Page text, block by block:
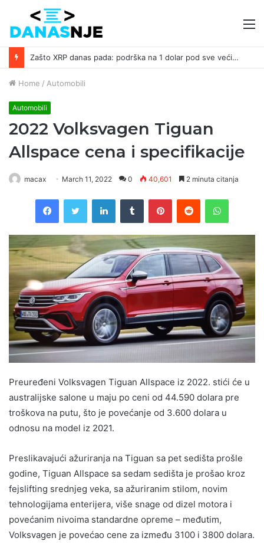
Zašto XRP danas pada: podrška na 1 dolar pod sve većim pritiskom ￼
Home / Automobili
Automobili
2022 Volksvagen Tiguan
Allspace cena i specifikacije
macax March 11, 2022 0 40,601 2 minuta citanja
FacebookTwitter LinkedInTumblr PinterestReddit
Preuređeni Volksvagen Tiguan Allspace iz 2022. stići će u
australijske salone u maju po ceni od 44.590 dolara pre
troškova na putu, što je povećanje od 3.600 dolara u
odnosu na model iz 2021.
Preslikavajući ažuriranja na Tiguan sa pet sedišta prošle
godine, Tiguan Allspace sa sedam sedišta je prošao kroz
fejslifting srednjeg veka, sa ažuriranim stilom, novim
tehnologijama enterijera, više snage od dizel motora i
povećanim nivoima standardne opreme – međutim,
Volksvagen je povećao cene za između 3100 i 3800 dolara.